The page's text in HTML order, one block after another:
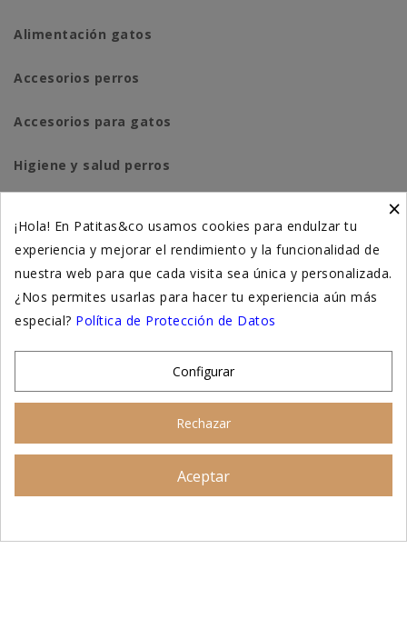
Alimentación gatos
Accesorios perros
Accesorios para gatos
Higiene y salud perros
Suplementación natural
Otros
×
¡Hola! En Patitas&co usamos cookies para endulzar tu
experiencia y mejorar el rendimiento y la funcionalidad de
nuestra web para que cada visita sea única y personalizada.
¿Nos permites usarlas para hacer tu experiencia aún más
especial? Política de Protección de Datos
Configurar
Rechazar
Aceptar